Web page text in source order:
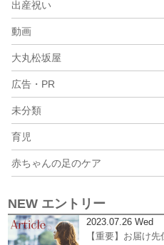
出産祝い
動画
大丸松坂屋
広告・PR
未分類
育児
赤ちゃんの足のケア
NEW エントリー
2023.07.26 Wed
【重要】お届け